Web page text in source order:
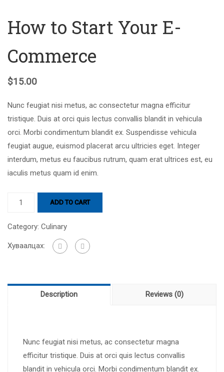
How to Start Your E-
Commerce
$15.00
Nunc feugiat nisi metus, ac consectetur magna efficitur
tristique. Duis at orci quis lectus convallis blandit in vehicula
orci. Morbi condimentum blandit ex. Suspendisse vehicula
feugiat augue, euismod placerat arcu ultricies eget. Integer
interdum, metus eu faucibus rutrum, quam erat ultrices est, eu
iaculis metus quam id enim.
ADD TO CART
Category: Culinary
Хуваалцах:
Description Reviews (0)
Nunc feugiat nisi metus, ac consectetur magna
efficitur tristique. Duis at orci quis lectus convallis
blandit in vehicula orci. Morbi condimentum blandit ex.